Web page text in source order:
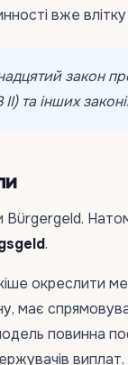
вже
закон
та інших
Bürgergeld.
.
окреслити
має
повинна
виплат.